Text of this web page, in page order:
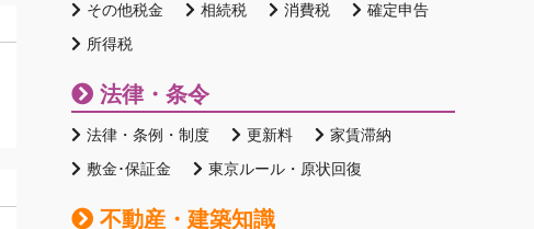
その他税金 相続税 消費税
確定申告
所得税
法律・条令
法律・条例・制度 更新料
家賃滞納
敷金･保証金
東京ルール・原状回復
不動産・建築知識